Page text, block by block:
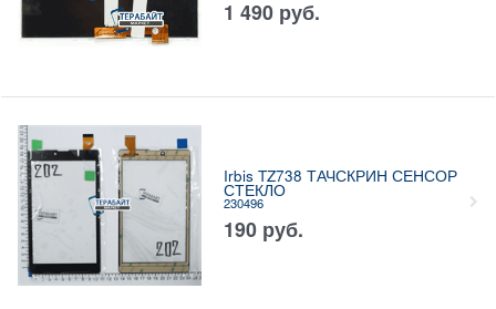
1 490 руб.
Irbis TZ738 ТАЧСКРИН СЕНСОР
СТЕКЛО
230496
190 руб.